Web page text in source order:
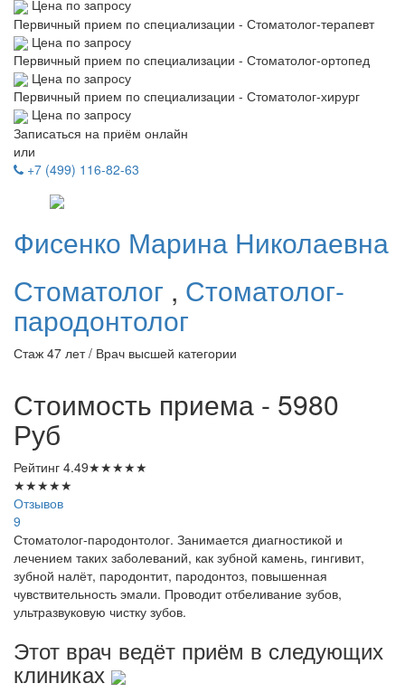
Цена по запросу
Первичный прием по специализации - Стоматолог-терапевт
Цена по запросу
Первичный прием по специализации - Стоматолог-ортопед
Цена по запросу
Первичный прием по специализации - Стоматолог-хирург
Цена по запросу
Записаться на приём онлайн
или
+7 (499) 116-82-63
Фисенко Марина Николаевна
Стоматолог , Стоматолог-
пародонтолог
Стаж 47 лет / Врач высшей категории
Стоимость приема - 5980
Руб
Рейтинг 4.49★★★★★
★★★★★
Отзывов
9
Стоматолог-пародонтолог. Занимается диагностикой и
лечением таких заболеваний, как зубной камень, гингивит,
зубной налёт, пародонтит, пародонтоз, повышенная
чувствительность эмали. Проводит отбеливание зубов,
ультразвуковую чистку зубов.
Этот врач ведёт приём в следующих
клиниках